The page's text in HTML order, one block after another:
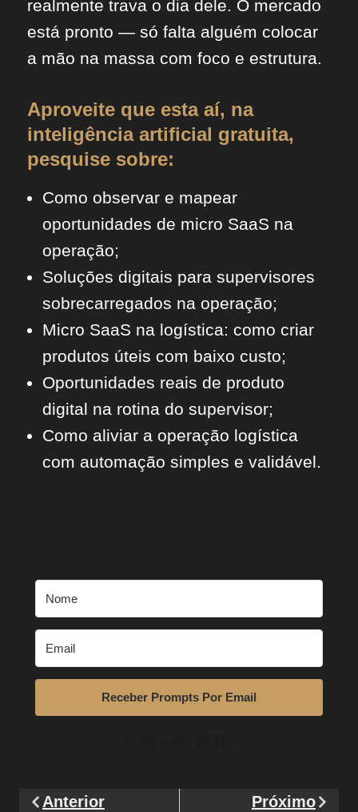
realmente trava o dia dele. O mercado
está pronto — só falta alguém colocar
a mão na massa com foco e estrutura.
Aproveite que esta aí, na
inteligência artificial gratuita,
pesquise sobre:
Como observar e mapear
oportunidades de micro SaaS na
operação;
Soluções digitais para supervisores
sobrecarregados na operação;
Micro SaaS na logística: como criar
produtos úteis com baixo custo;
Oportunidades reais de produto
digital na rotina do supervisor;
Como aliviar a operação logística
com automação simples e validável.
Receber Prompts Por Email
Anterior Próximo